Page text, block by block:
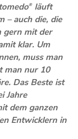
®läuft
– auch die, die
gern mit der
klar. Um
muss man
man nur 10
Das Beste ist
Jahre
dem ganzen
Entwicklern in